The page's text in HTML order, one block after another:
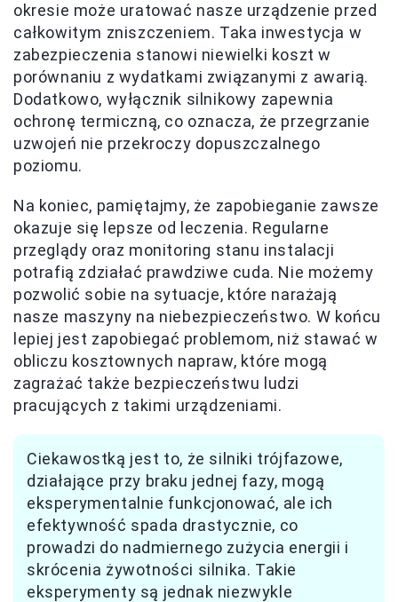
okresie może uratować nasze urządzenie przed
całkowitym zniszczeniem. Taka inwestycja w
zabezpieczenia stanowi niewielki koszt w
porównaniu z wydatkami związanymi z awarią.
Dodatkowo, wyłącznik silnikowy zapewnia
ochronę termiczną, co oznacza, że przegrzanie
uzwojeń nie przekroczy dopuszczalnego
poziomu.
Na koniec, pamiętajmy, że zapobieganie zawsze
okazuje się lepsze od leczenia. Regularne
przeglądy oraz monitoring stanu instalacji
potrafią zdziałać prawdziwe cuda. Nie możemy
pozwolić sobie na sytuacje, które narażają
nasze maszyny na niebezpieczeństwo. W końcu
lepiej jest zapobiegać problemom, niż stawać w
obliczu kosztownych napraw, które mogą
zagrażać także bezpieczeństwu ludzi
pracujących z takimi urządzeniami.
Ciekawostką jest to, że silniki trójfazowe,
działające przy braku jednej fazy, mogą
eksperymentalnie funkcjonować, ale ich
efektywność spada drastycznie, co
prowadzi do nadmiernego zużycia energii i
skrócenia żywotności silnika. Takie
eksperymenty są jednak niezwykle